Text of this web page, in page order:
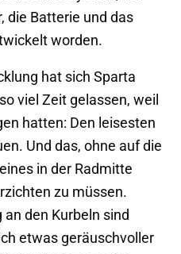
die Batterie und das
worden.
hat sich Sparta
viel Zeit gelassen, weil
hatten: Den leisesten
Und das, ohne auf die
in der Radmitte
zu müssen.
den Kurbeln sind
etwas geräuschvoller